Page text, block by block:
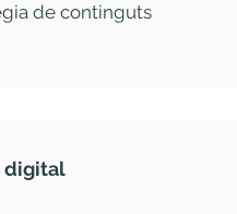
de continguts
digital